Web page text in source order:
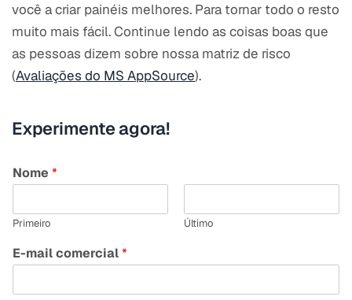
você a criar painéis melhores. Para tornar todo o resto
muito mais fácil. Continue lendo as coisas boas que
as pessoas dizem sobre nossa matriz de risco
(Avaliações do MS AppSource).
Experimente agora!
Nome *
Primeiro Último
E-mail comercial*